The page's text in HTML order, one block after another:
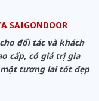
SAIGONDOOR
đối tác và khách
cấp, có giá trị gia
tương lai tốt đẹp